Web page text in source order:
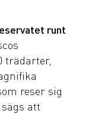
runt
trädarter,
reser sig
att